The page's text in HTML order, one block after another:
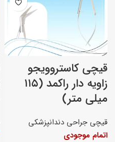
قیچی کاستروویجو
زاویه دار راکمد (۱۱۵
میلی متر)
قیچی‌ جراحی دندانپزشکی
اتمام موجودی